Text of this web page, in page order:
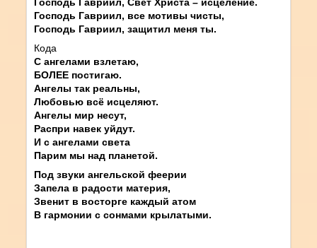
Господь Гавриил, все мотивы чисты,
Господь Гавриил, защитил меня ты.
Кода
С ангелами взлетаю,
БОЛЕЕ постигаю.
Ангелы так реальны,
Любовью всё исцеляют.
Ангелы мир несут,
Распри навек уйдут.
И с ангелами света
Парим мы над планетой.
Под звуки ангельской феерии
Запела в радости материя,
Звенит в восторге каждый атом
В гармонии с сонмами крылатыми.